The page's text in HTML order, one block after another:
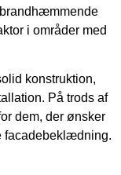
i områder med
konstruktion,
På trods af
dem, der ønsker
facadebeklædning.